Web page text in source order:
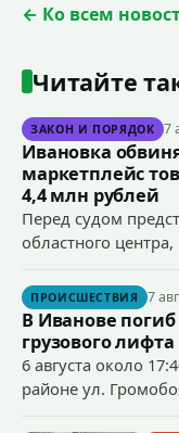
← Ко всем
Читайте
ЗАКОН И ПОРЯДОК 7
Ивановка
маркетплейс
4,4 млн рублей
Перед судом
областного
сумму более 4,4
ПРОИСШЕСТВИЯ 7
В Иванове
грузового лифта
6 августа около
районе ул.